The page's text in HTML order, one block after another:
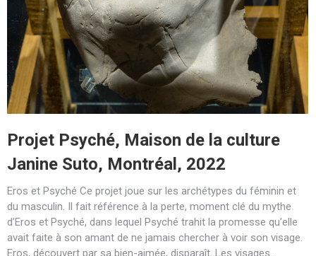
Projet Psyché, Maison de la culture
Janine Suto, Montréal, 2022
Eros et Psyché Ce projet joue sur les archétypes du féminin et
du masculin. Il fait référence à la perte, moment clé du mythe
d’Eros et Psyché, dans lequel Psyché trahit la promesse qu’elle
avait faite à son amant de ne jamais chercher à voir son visage.
Eros, découvert par sa bien-aimée, disparaît. Les visages…